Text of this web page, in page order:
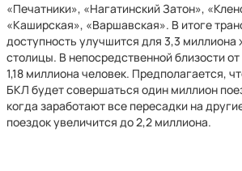
«Печатники», «Нагатинский Затон»,
«Каширская», «Варшавская». В итоге
доступность улучшится для 3,3 миллиона
столицы. В непосредственной близости
1,18 миллиона человек. Предполагается,
БКЛ будет совершаться один миллион
когда заработают все пересадки на
поездок увеличится до 2,2 миллиона.